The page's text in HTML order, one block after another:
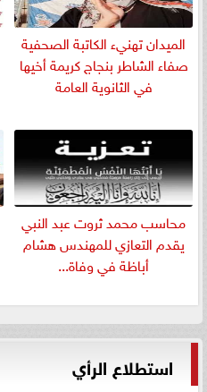
الميدان تهنيء الكاتبة الصحفية
صفاء الشاطر بنجاج كريمة أخيها
في الثانوية العامة
​محاسب محمد ثروت عبد النبي
يقدم التعازي للمهندس هشام
أباظة في وفاة...
استطلاع الرأي